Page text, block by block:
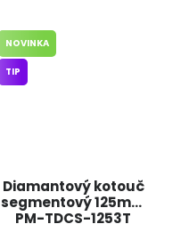
Diamantový kotouč
segmentový 125mm
PM-TDCS-1253T
NOVINKA
TIP